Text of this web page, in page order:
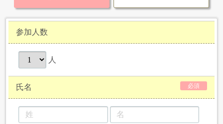
参加人数
人
氏名 必須